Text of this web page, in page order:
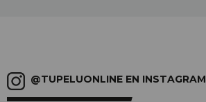
@TUPELUONLINE EN INSTAGRAM